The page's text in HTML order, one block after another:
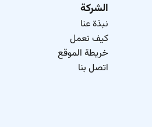
الشركة
نبذة عنا
كيف نعمل
خريطة الموقع
اتصل بنا